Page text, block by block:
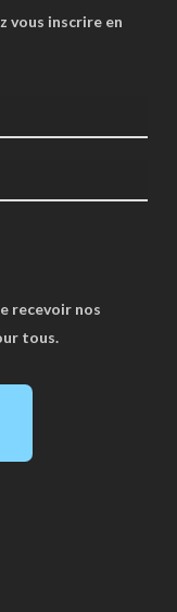
vous inscrire en
recevoir nos
tous.